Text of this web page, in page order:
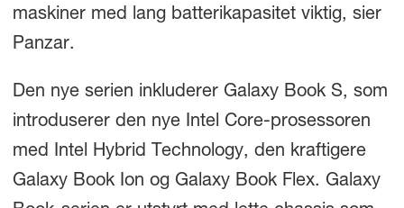
maskiner med lang batterikapasitet viktig, sier
Panzar.
Den nye serien inkluderer Galaxy Book S, som
introduserer den nye Intel Core-prosessoren
med Intel Hybrid Technology, den kraftigere
Galaxy Book Ion og Galaxy Book Flex. Galaxy